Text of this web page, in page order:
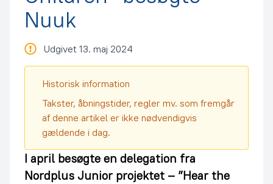
Nuuk
Udgivet 13. maj 2024
Historisk information
Takster, åbningstider, regler mv. som fremgår
af denne artikel er ikke nødvendigvis
gældende i dag.
I april besøgte en delegation fra
Nordplus Junior projektet – ”Hear the